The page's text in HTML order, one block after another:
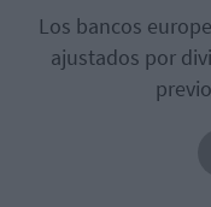
Los bancos
ajustados por